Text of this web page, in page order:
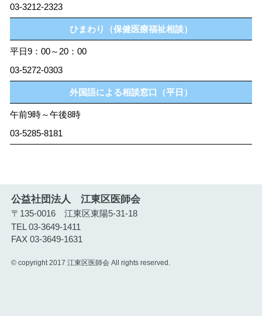
03-3212-2323
ひまわり（保健医療福祉相談）
平日9：00～20：00
03-5272-0303
外国語による相談窓口（平日）
午前9時～午後8時
03-5285-8181
公益社団法人 江東区医師会
〒135-0016 江東区東陽5-31-18
TEL 03-3649-1411
FAX 03-3649-1631
© copyright 2017 江東区医師会 All rights reserved.